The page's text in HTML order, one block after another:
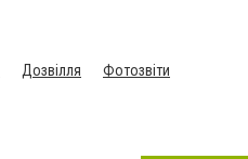
Дозвілля Фотозвіти